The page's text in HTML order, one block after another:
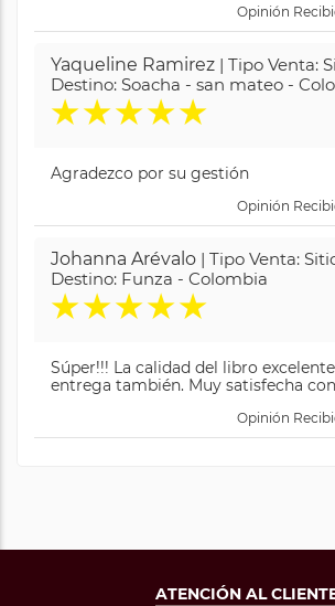
Opinión
Yaqueline Ramirez | Tipo Venta:
Destino: Soacha - san mateo -
★★★★★
Agradezco por su gestión
Opinión
Johanna Arévalo | Tipo Venta:
Destino: Funza - Colombia
★★★★★
Súper!!! La calidad del libro
entrega también. Muy satisfecha
Opinión
ATENCIÓN AL